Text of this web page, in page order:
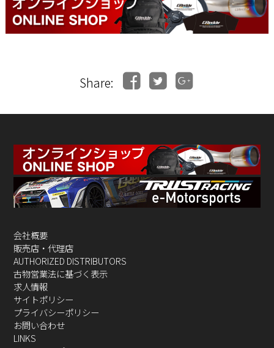
Share:
会社概要
販売店・代理店
AUTHORIZED DISTRIBUTORS
古物営業法に基づく表示
求人情報
サイトポリシー
プライバシーポリシー
お問い合わせ
LINKS